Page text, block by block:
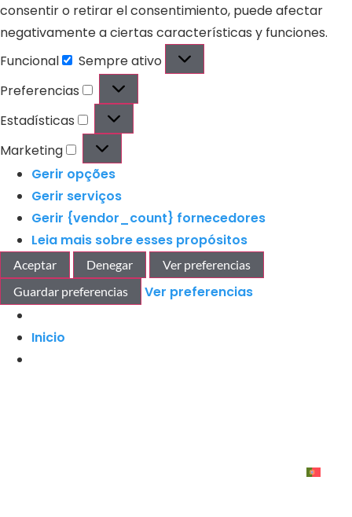
consentir o retirar el consentimiento, puede afectar
negativamente a ciertas características y funciones.
Funcional
Sempre ativo
Preferencias
Estadísticas
Marketing
Gerir opções
Gerir serviços
Gerir {vendor_count} fornecedores
Leia mais sobre esses propósitos
Aceptar Denegar
Ver preferencias
Guardar preferencias
Ver preferencias
Inicio